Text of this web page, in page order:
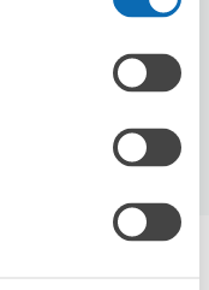
8/13木